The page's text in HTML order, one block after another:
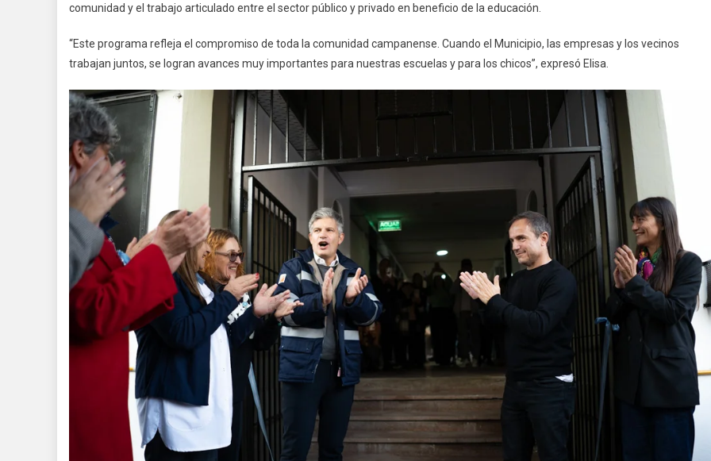
comunidad y el trabajo articulado entre el sector público y privado en beneficio de la educación.
“Este programa refleja el compromiso de toda la comunidad campanense. Cuando el Municipio, las empresas y los vecinos
trabajan juntos, se logran avances muy importantes para nuestras escuelas y para los chicos”, expresó Elisa.